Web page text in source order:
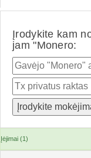
Įrodykite kam
jam "Monero:
Įėjimai (1)